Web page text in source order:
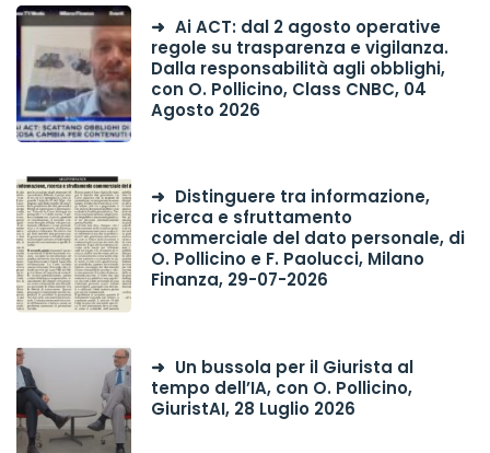
Ai ACT: dal 2 agosto operative
regole su trasparenza e vigilanza.
Dalla responsabilità agli obblighi,
con O. Pollicino, Class CNBC, 04
Agosto 2026
Distinguere tra informazione,
ricerca e sfruttamento
commerciale del dato personale, di
O. Pollicino e F. Paolucci, Milano
Finanza, 29-07-2026
Un bussola per il Giurista al
tempo dell’IA, con O. Pollicino,
GiuristAI, 28 Luglio 2026